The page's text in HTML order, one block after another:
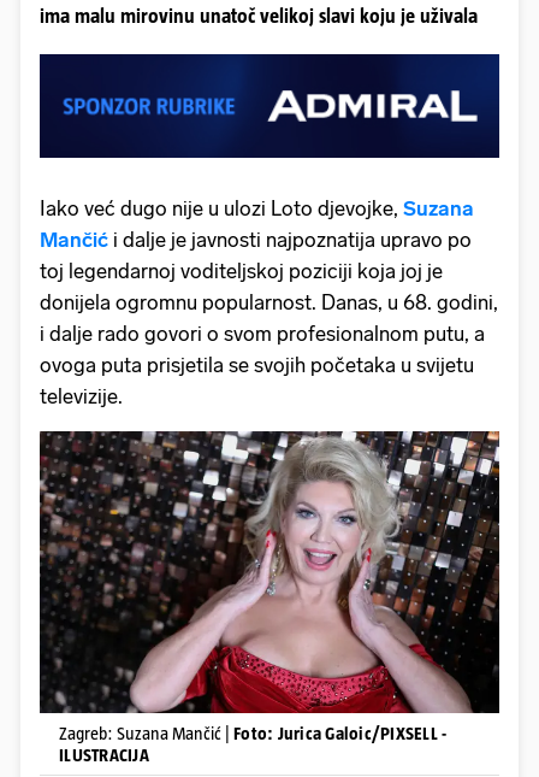
ima malu mirovinu unatoč velikoj slavi koju je uživala
Iako već dugo nije u ulozi Loto djevojke, Suzana
Mančić i dalje je javnosti najpoznatija upravo po
toj legendarnoj voditeljskoj poziciji koja joj je
donijela ogromnu popularnost. Danas, u 68. godini,
i dalje rado govori o svom profesionalnom putu, a
ovoga puta prisjetila se svojih početaka u svijetu
televizije.
Zagreb: Suzana Mančić | Foto: Jurica Galoic/PIXSELL -
ILUSTRACIJA